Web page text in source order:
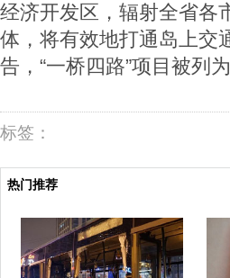
经济开发区，辐射全省各
体，将有效地打通岛上交
告，“一桥四路”项目被列
标签：
热门推荐